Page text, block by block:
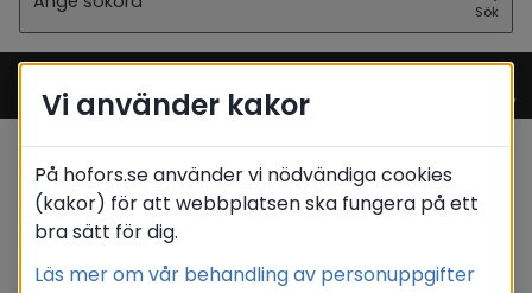
Sök
Meny
Startsida
Vi använder kakor
På hofors.se använder vi nödvändiga cookies
(kakor) för att webbplatsen ska fungera på ett
bra sätt för dig.
Läs mer om vår behandling av personuppgifter